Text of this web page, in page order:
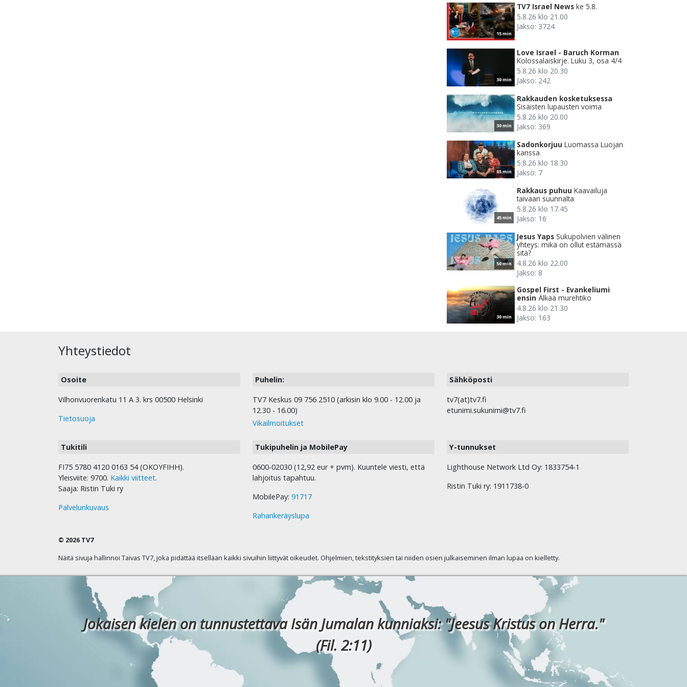
15 min
TV7 Israel News ke 5.8.
5.8.26 klo 21.00
Jakso: 3724
30 min
Love Israel - Baruch Korman
Kolossalaiskirje. Luku 3, osa 4/4
5.8.26 klo 20.30
Jakso: 242
30 min
Rakkauden kosketuksessa
Sisäisten lupausten voima
5.8.26 klo 20.00
Jakso: 369
85 min
Sadonkorjuu Luomassa Luojan
kanssa
5.8.26 klo 18.30
Jakso: 7
45 min
Rakkaus puhuu Kaavailuja
taivaan suunnalta
5.8.26 klo 17.45
Jakso: 16
50 min
Jesus Yaps Sukupolvien välinen
yhteys: mikä on ollut estämässä
sitä?
4.8.26 klo 22.00
Jakso: 8
30 min
Gospel First - Evankeliumi
ensin Älkää murehtiko
4.8.26 klo 21.30
Jakso: 163
Yhteystiedot
Osoite
Vilhonvuorenkatu 11 A 3. krs 00500 Helsinki
Tietosuoja
Puhelin:
TV7 Keskus 09 756 2510 (arkisin klo 9.00 - 12.00 ja
12.30 - 16.00)
Vikailmoitukset
Sähköposti
tv7(at)tv7.fi
etunimi.sukunimi@tv7.fi
Tukitili
FI75 5780 4120 0163 54 (OKOYFIHH).
Yleisviite: 9700. Kaikki viitteet.
Saaja: Ristin Tuki ry
Palvelunkuvaus
Tukipuhelin ja MobilePay
0600-02030 (12,92 eur + pvm). Kuuntele viesti, että
lahjoitus tapahtuu.
MobilePay: 91717
Rahankeräyslupa
Y-tunnukset
Lighthouse Network Ltd Oy: 1833754-1
Ristin Tuki ry: 1911738-0
© 2026 TV7
Näitä sivuja hallinnoi Taivas TV7, joka pidättää itsellään kaikki sivuihin liittyvät oikeudet. Ohjelmien, tekstityksien tai niiden osien julkaiseminen ilman lupaa on kielletty.
Jokaisen kielen on tunnustettava Isän Jumalan kunniaksi: "Jeesus Kristus on Herra."
(Fil. 2:11)